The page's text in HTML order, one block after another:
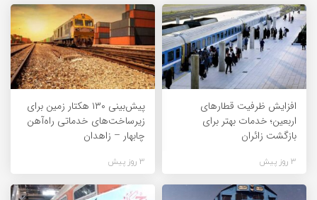
افزایش ظرفیت قطارهای
اربعین؛ خدمات بهتر برای
بازگشت زائران
3 روز پیش
پیش‌بینی ۱۳۰ هکتار زمین برای
زیرساخت‌های خدماتی راه‌آهن
چابهار – زاهدان
3 روز پیش